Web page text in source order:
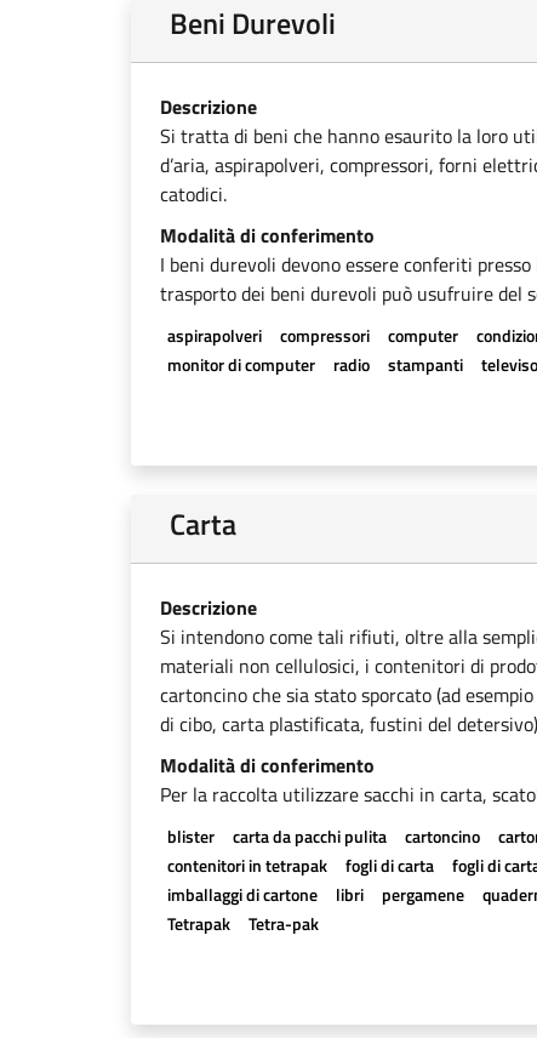
Beni Durevoli
Descrizione
Si tratta di beni che hanno esaurito la loro
d’aria, aspirapolveri, compressori, forni
catodici.
Modalità di conferimento
I beni durevoli devono essere conferiti
trasporto dei beni durevoli può usufruire del
aspirapolveri compressori computer
monitor di computer
radio stampanti
Carta
Descrizione
Si intendono come tali rifiuti, oltre alla
materiali non cellulosici, i contenitori di
cartoncino che sia stato sporcato (ad
di cibo, carta plastificata, fustini del
Modalità di conferimento
Per la raccolta utilizzare sacchi in carta,
blister carta da pacchi pulita cartoncino
contenitori in tetrapak
fogli di carta fogli di
imballaggi di cartone
libri pergamene
Tetrapak
Tetra-pak